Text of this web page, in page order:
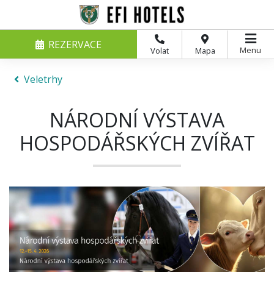
Volat Mapa
REZERVACE Menu
Veletrhy
NÁRODNÍ VÝSTAVA
HOSPODÁŘSKÝCH ZVÍŘAT